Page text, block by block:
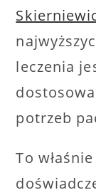
leczenia
potrzeb
To